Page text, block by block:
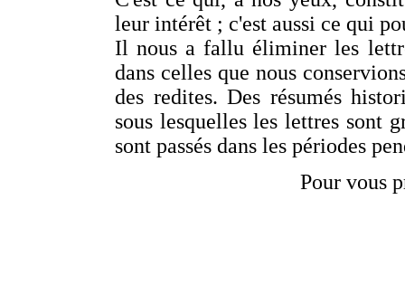
leur intérêt ; c'est aussi ce qui
Il nous a fallu éliminer les
dans celles que nous
des redites. Des résumés
sous lesquelles les lettres sont
sont passés dans les périodes
Pour vous